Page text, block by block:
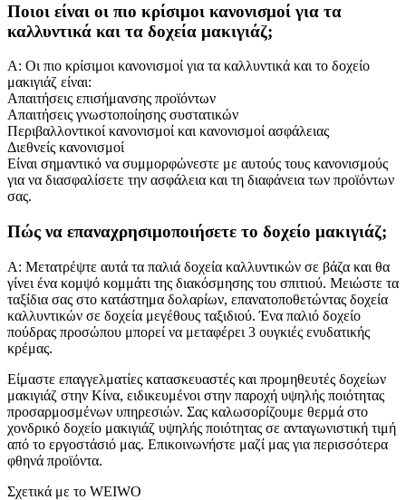
Ποιοι είναι οι πιο κρίσιμοι κανονισμοί για τα
καλλυντικά και τα δοχεία μακιγιάζ;
Α: Οι πιο κρίσιμοι κανονισμοί για τα καλλυντικά και το δοχείο
μακιγιάζ είναι:
Απαιτήσεις επισήμανσης προϊόντων
Απαιτήσεις γνωστοποίησης συστατικών
Περιβαλλοντικοί κανονισμοί και κανονισμοί ασφάλειας
Διεθνείς κανονισμοί
Είναι σημαντικό να συμμορφώνεστε με αυτούς τους κανονισμούς
για να διασφαλίσετε την ασφάλεια και τη διαφάνεια των προϊόντων
σας.
Πώς να επαναχρησιμοποιήσετε το δοχείο μακιγιάζ;
Α: Μετατρέψτε αυτά τα παλιά δοχεία καλλυντικών σε βάζα και θα
γίνει ένα κομψό κομμάτι της διακόσμησης του σπιτιού. Μειώστε τα
ταξίδια σας στο κατάστημα δολαρίων, επανατοποθετώντας δοχεία
καλλυντικών σε δοχεία μεγέθους ταξιδιού. Ένα παλιό δοχείο
πούδρας προσώπου μπορεί να μεταφέρει 3 ουγκιές ενυδατικής
κρέμας.
Είμαστε επαγγελματίες κατασκευαστές και προμηθευτές δοχείων
μακιγιάζ στην Κίνα, ειδικευμένοι στην παροχή υψηλής ποιότητας
προσαρμοσμένων υπηρεσιών. Σας καλωσορίζουμε θερμά στο
χονδρικό δοχείο μακιγιάζ υψηλής ποιότητας σε ανταγωνιστική τιμή
από το εργοστάσιό μας. Επικοινωνήστε μαζί μας για περισσότερα
φθηνά προϊόντα.
Σχετικά με το WEIWO